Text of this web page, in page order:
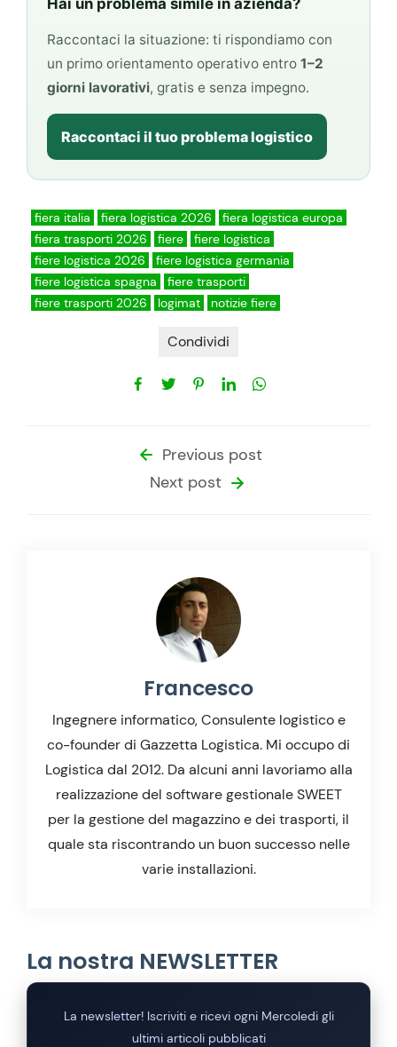
Raccontaci la situazione: ti rispondiamo con
un primo orientamento operativo entro1–2
giorni lavorativi, gratis e senza impegno.
Raccontaci il tuo problema logistico
fiera italia fiera logistica 2026
fiera logistica europa
fiera trasporti 2026
fiere
fiere logistica
fiere logistica 2026
fiere logistica germania
fiere logistica spagna
fiere trasporti
fiere trasporti 2026
logimat notizie fiere
Condividi
Previous post
Next post
Francesco
Ingegnere informatico, Consulente logistico e
co-founder di Gazzetta Logistica. Mi occupo di
Logistica dal 2012. Da alcuni anni lavoriamo alla
realizzazione del software gestionale SWEET
per la gestione del magazzino e dei trasporti, il
quale sta riscontrando un buon successo nelle
varie installazioni.
La nostra NEWSLETTER
La newsletter! Iscriviti e ricevi ogni Mercoledi gli
ultimi articoli pubblicati